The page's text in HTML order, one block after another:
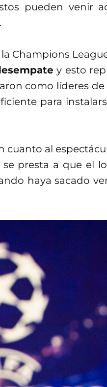
pueden venir
Champions
y esto
como líderes
para
cuanto al
presta a que el
haya sacado